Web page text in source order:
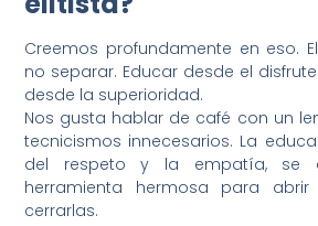
Creemos profundamente en eso.
no separar. Educar desde el
desde la superioridad.
Nos gusta hablar de café con un
tecnicismos innecesarios. La
del respeto y la empatía, se
herramienta hermosa para
cerrarlas.